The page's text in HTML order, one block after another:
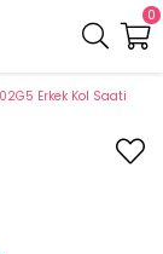
0
Erkek Kol Saati